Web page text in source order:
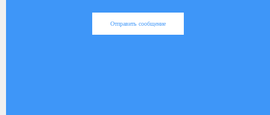
Отправить сообщение